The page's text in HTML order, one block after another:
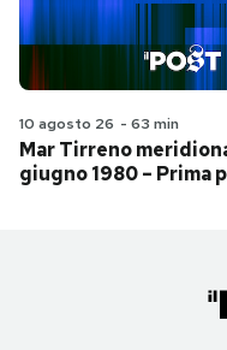
10 agosto 26 - 63 min
Mar Tirreno
giugno 1980 – Prima